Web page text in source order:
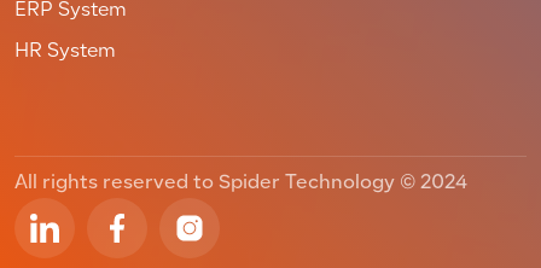
ERP System
HR System
All rights reserved to Spider Technology © 2024